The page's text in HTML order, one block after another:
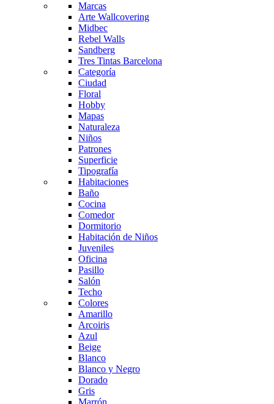
Marcas
Arte Wallcovering
Midbec
Rebel Walls
Sandberg
Tres Tintas Barcelona
Categoría
Ciudad
Floral
Hobby
Mapas
Naturaleza
Niños
Patrones
Superficie
Tipografía
Habitaciones
Baño
Cocina
Comedor
Dormitorio
Habitación de Niños
Juveniles
Oficina
Pasillo
Salón
Techo
Colores
Amarillo
Arcoiris
Azul
Beige
Blanco
Blanco y Negro
Dorado
Gris
Marrón